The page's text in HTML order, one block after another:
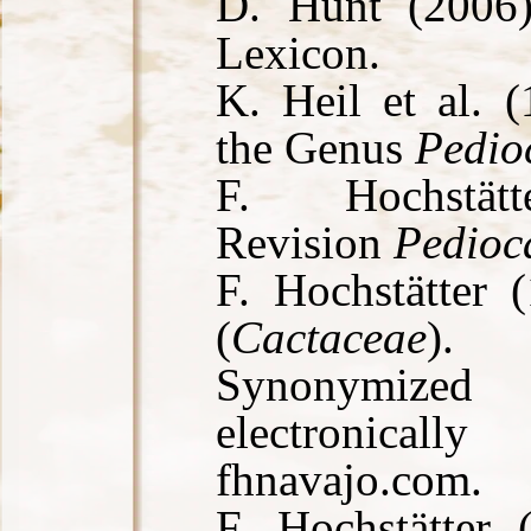
Lexicon.
K. Heil et al.
the Genus
F.
Revision
F. Hochstätter
(Cactaceae).
fhnavajo.com.